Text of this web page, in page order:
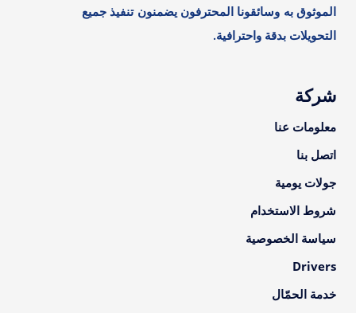
الموثوق به وسائقونا المحترفون يضمنون تنفيذ جميع
التحويلات بدقة واحترافية.
شركة
معلومات عنا
اتصل بنا
جولات يومية
شروط الاستخدام
سياسة الخصوصية
Drivers
خدمة الحمّال